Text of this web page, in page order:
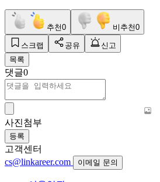
추천0 비추천0
스크랩 공유
신고
목록
댓글0
사진첨부
등록
고객센터
cs@linkareer.com
이메일 문의